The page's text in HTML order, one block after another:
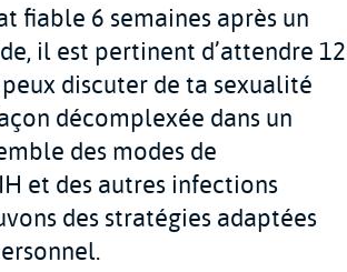
fiable 6 semaines après un
il est pertinent d’attendre 12
discuter de ta sexualité
décomplexée dans un
des modes de
et des autres infections
des stratégies adaptées